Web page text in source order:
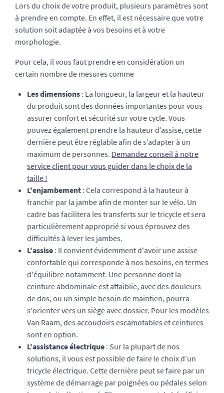
Lors du choix de votre produit, plusieurs paramètres sont
à prendre en compte. En effet, il est nécessaire que votre
solution soit adaptée à vos besoins et à votre
morphologie.
Pour cela, il vous faut prendre en considération un
certain nombre de mesures comme
Les dimensions : La longueur, la largeur et la hauteur
du produit sont des données importantes pour vous
assurer confort et sécurité sur votre cycle. Vous
pouvez également prendre la hauteur d’assise, cette
dernière peut être réglable afin de s’adapter à un
maximum de personnes. Demandez conseil à notre
service client pour vous guider dans le choix de la
taille !
L'enjambement : Cela correspond à la hauteur à
franchir par la jambe afin de monter sur le vélo. Un
cadre bas facilitera les transferts sur le tricycle et sera
particulièrement approprié si vous éprouvez des
difficultés à lever les jambes.
L'assise : Il convient évidemment d'avoir une assise
confortable qui corresponde à nos besoins, en termes
d'équilibre notamment. Une personne dont la
ceinture abdominale est affaiblie, avec des douleurs
de dos, ou un simple besoin de maintien, pourra
s'orienter vers un siège avec dossier. Pour les modèles
Van Raam, des accoudoirs escamotables et ceintures
sont en option.
L'assistance électrique : Sur la plupart de nos
solutions, il vous est possible de faire le choix d’un
tricycle électrique. Cette dernière peut se faire par un
système de démarrage par poignées ou pédales selon